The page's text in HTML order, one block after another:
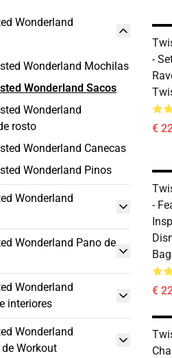
Wonderland
Wonderland Mochilas
Wonderland Sacos
Wonderland
rosto
Wonderland Canecas
Wonderland Pinos
Wonderland
Wonderland Pano de
Wonderland
interiores
Wonderland
Workout
-
€
-
€